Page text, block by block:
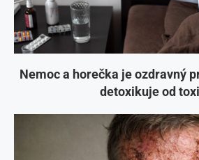
Nemoc a horečka je ozdravný
detoxikuje od